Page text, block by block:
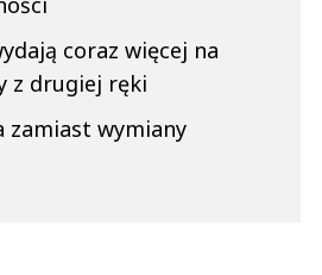
coraz więcej na
z drugiej ręki
zamiast wymiany